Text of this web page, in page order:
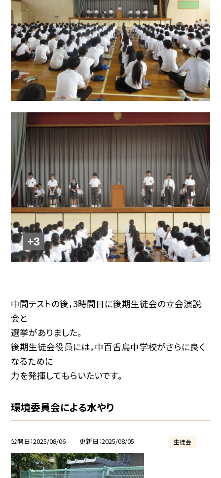
+3
中間テストの後，3時間目に後期生徒会の立会演説
会と
選挙がありました。
後期生徒会役員には，中百舌鳥中学校がさらに良く
なるために
力を発揮してもらいたいです。
環境委員会による水やり
公開日 2025/08/06 更新日 2025/08/05 生徒会